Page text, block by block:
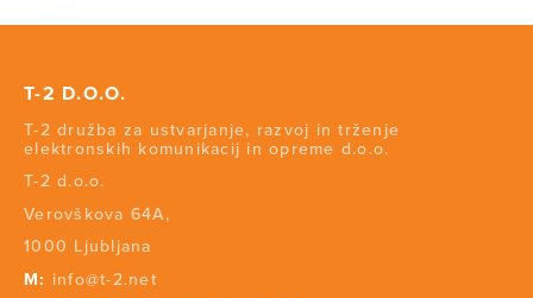
T-2 D.O.O.
T-2 družba za ustvarjanje, razvoj in trženje
elektronskih komunikacij in opreme d.o.o.
T-2 d.o.o.
Verovškova 64A,
1000 Ljubljana
M: info@t-2.net